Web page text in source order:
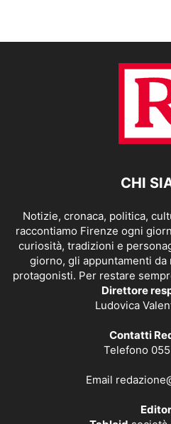
CHI
Notizie, cronaca, politica,
raccontiamo Firenze ogni
curiosità, tradizioni e
giorno, gli appuntamenti
protagonisti. Per restare
Direttore
Ludovica
Contatti
Telefono 055
Email